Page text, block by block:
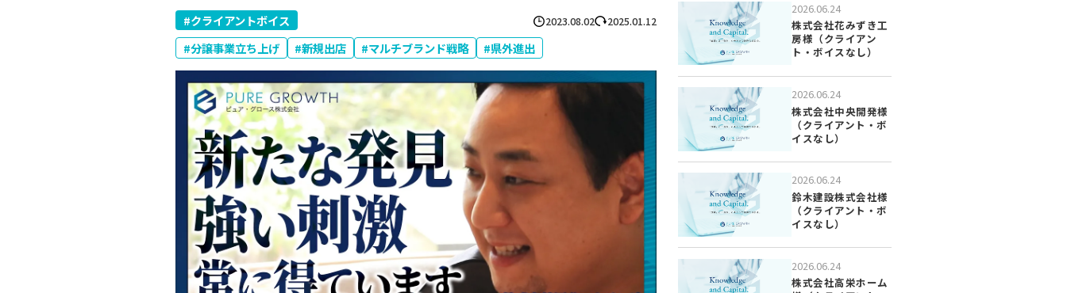
2023.08.02 2025.01.12
クライアントボイス
分譲事業立ち上げ
新規出店 マルチブランド戦略 県外進出
2026.06.24
株式会社花みずき工
房様（クライアン
ト・ボイスなし）
2026.06.24
株式会社中央開発様
（クライアント・ボ
イスなし）
2026.06.24
鈴木建設株式会社様
（クライアント・ボ
イスなし）
2026.06.24
株式会社高栄ホーム